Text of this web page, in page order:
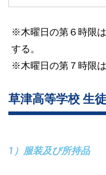
※木曜日の第６時限
する。
※木曜日の第７時限は
草津高等学校 生
1）服装及び所持品